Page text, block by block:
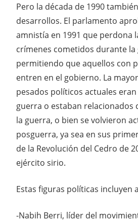
Pero la década de 1990
desarrollos. El parlamento
amnistía en 1991 que perdona
crímenes cometidos durante la
permitiendo que aquellos con
entren en el gobierno. La
pesados ​​políticos actuales
guerra o estaban relacionados
la guerra, o bien se volvieron
posguerra, ya sea en sus
de la Revolución del Cedro de
ejército sirio.
Estas figuras políticas incluyen
-Nabih Berri, líder del